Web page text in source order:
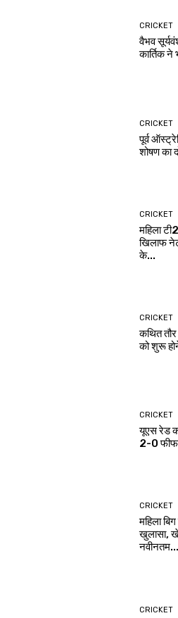
CRICKET
वैभव
कार्तिक
CRICKET
पूर्व
शोषण का
CRICKET
महिला
खिलाफ नेट
के...
CRICKET
कथित
को शुरू
CRICKET
यूएस रेड
2-0
CRICKET
महिला
खुलासा,
नवीनतम...
CRICKET